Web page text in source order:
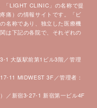
LIGHT CLINIC」の名称で提
痛）の情報サイトです。「ビ
名称であり、独立した医療機
は下記の各院で、それぞれの
1 大阪駅前第1ビル3階／管理
11 MIDWEST 3F／管理者：
／新宿3-27-1 新宿第一ビル4F